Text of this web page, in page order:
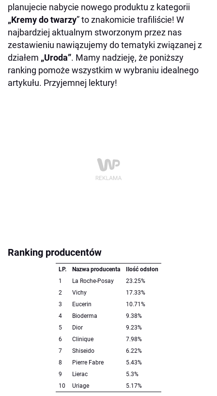
La Roche-Posay Effaclar K – odnawiający krem
dla skóry tłustej 30ml
planujecie nabycie nowego produktu z kategorii
„Kremy do twarzy” to znakomicie trafiliście! W
najbardziej aktualnym stworzonym przez nas
zestawieniu nawiązujemy do tematyki związanej z
działem „Uroda”. Mamy nadzieję, że poniższy
ranking pomoże wszystkim w wybraniu idealnego
artykułu. Przyjemnej lektury!
Ranking producentów
LP. Nazwa producenta
Ilość odsłon
1
La Roche-Posay
23.25%
2
Vichy
17.33%
3
Eucerin
10.71%
4
Bioderma
9.38%
5
Dior
9.23%
6
Clinique
7.98%
7
Shiseido
6.22%
8
Pierre Fabre
5.43%
9
Lierac
5.3%
10
Uriage 5.17%